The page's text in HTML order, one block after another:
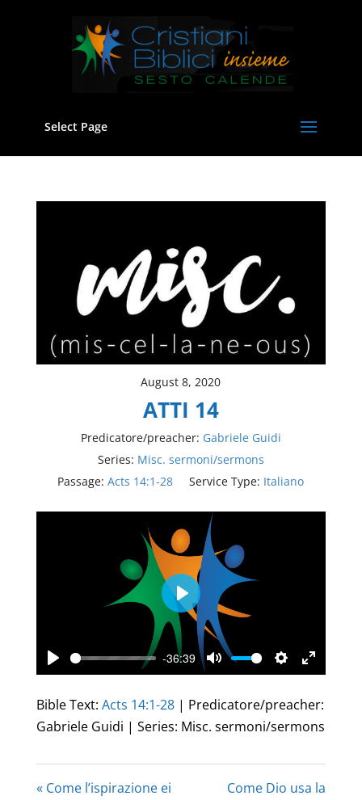
Select Page
August 8, 2020
ATTI 14
Predicatore/preacher: Gabriele Guidi
Series: Misc. sermoni/sermons
Passage: Acts 14:1-28 Service Type: Italiano
Play
-36:39
Mute Settings
Enter
Play
Bible Text: Acts 14:1-28| Predicatore/preacher:
Gabriele Guidi | Series: Misc. sermoni/sermons
« Come l’ispirazione ei
Come Dio usa la